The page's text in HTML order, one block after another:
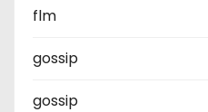
flm
gossip
gossip